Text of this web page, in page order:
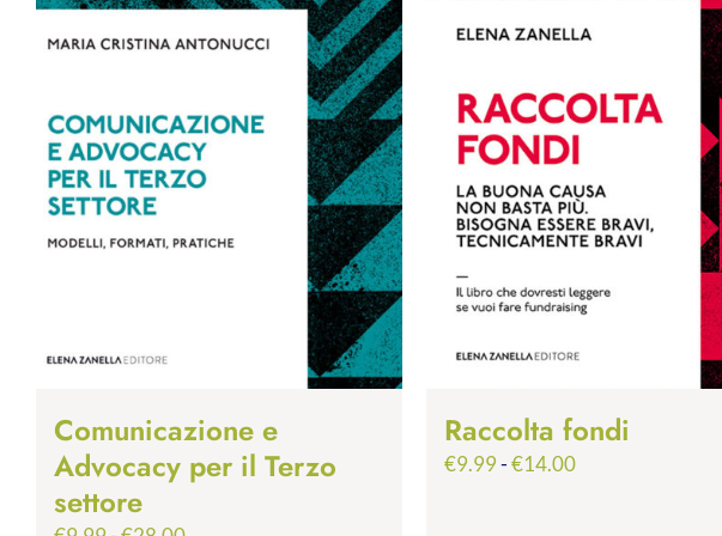
Comunicazione e
Advocacy per il Terzo
settore
Raccolta fondi
€9.99-€14.00Fascia